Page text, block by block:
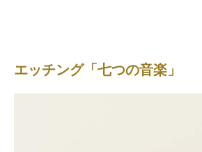
エッチング「七つの音楽」